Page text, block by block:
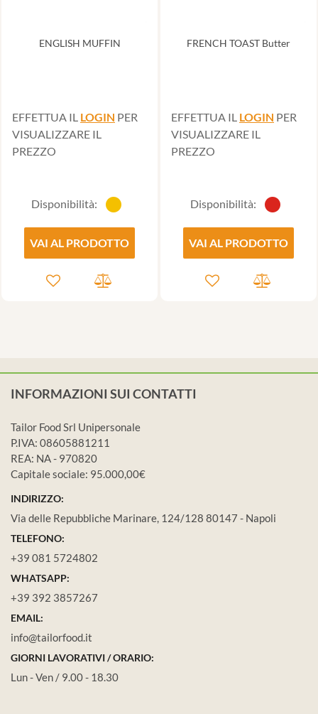
ENGLISH MUFFIN
EFFETTUA IL LOGIN PER
VISUALIZZARE IL
PREZZO
Disponibilità:
VAI AL PRODOTTO
FRENCH TOAST Butter
EFFETTUA IL LOGIN PER
VISUALIZZARE IL
PREZZO
Disponibilità:
VAI AL PRODOTTO
INFORMAZIONI SUI CONTATTI
Tailor Food Srl Unipersonale
P.IVA: 08605881211
REA: NA - 970820
Capitale sociale: 95.000,00€
INDIRIZZO:
Via delle Repubbliche Marinare, 124/128 80147 - Napoli
TELEFONO:
+39 081 5724802
WHATSAPP:
+39 392 3857267
EMAIL:
info@tailorfood.it
GIORNI LAVORATIVI / ORARIO:
Lun - Ven / 9.00 - 18.30